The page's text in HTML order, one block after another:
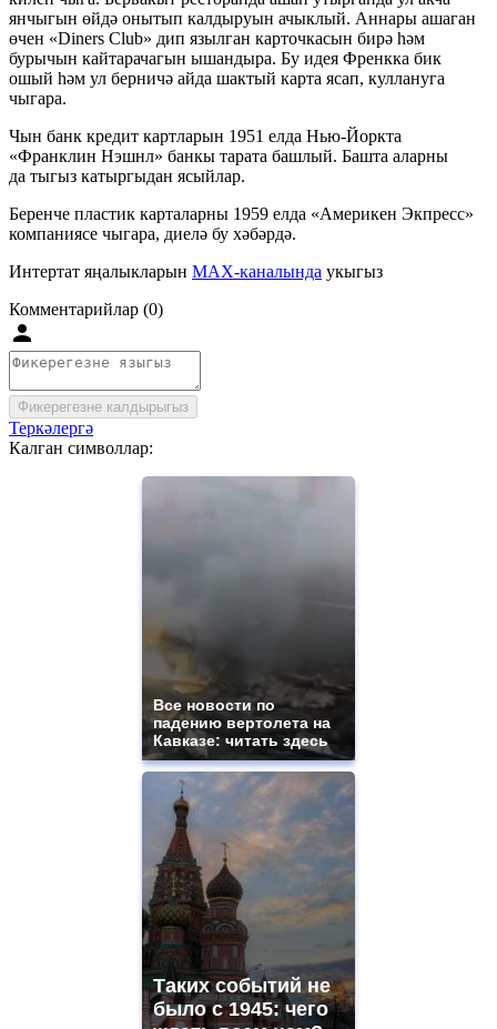
янчыгын өйдә онытып калдыруын ачыклый. Аннары ашаган
өчен «Diners Club» дип язылган карточкасын бирә һәм
бурычын кайтарачагын ышандыра. Бу идея Френкка бик
ошый һәм ул берничә айда шактый карта ясап, куллануга
чыгара.
Чын банк кредит картларын 1951 елда Нью-Йоркта
«Франклин Нэшнл» банкы тарата башлый. Башта аларны
да тыгыз катыргыдан ясыйлар.
Беренче пластик карталарны 1959 елда «Америкен Экпресс»
компаниясе чыгара, диелә бу хәбәрдә.
Интертат яңалыкларын MAX-каналында укыгыз
Комментарийлар (0)
Фикерегезне калдырыгыз
Теркәлергә
Калган символлар:
Все новости по
падению вертолета на
Кавказе: читать здесь
Таких событий не
было с 1945: чего